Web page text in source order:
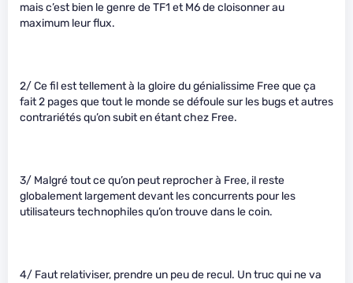
mais c’est bien le genre de TF1 et M6 de cloisonner au
maximum leur flux.
2/ Ce fil est tellement à la gloire du génialissime Free que ça
fait 2 pages que tout le monde se défoule sur les bugs et autres
contrariétés qu’on subit en étant chez Free.
3/ Malgré tout ce qu’on peut reprocher à Free, il reste
globalement largement devant les concurrents pour les
utilisateurs technophiles qu’on trouve dans le coin.
4/ Faut relativiser, prendre un peu de recul. Un truc qui ne va